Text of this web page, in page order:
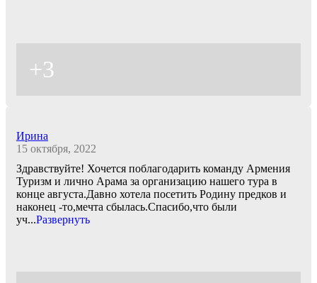
+3
Ирина
15 октября, 2022
Здравствуйте! Хочется поблагодарить команду Армения
Туризм и лично Арама за организацию нашего тура в
конце августа.Давно хотела посетить Родину предков и
наконец -то,мечта сбылась.Спасибо,что были
уч...Развернуть